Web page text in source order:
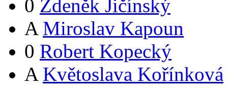
0 Zdeněk Jičínský
A Miroslav Kapoun
0 Robert Kopecký
A Květoslava Kořínková